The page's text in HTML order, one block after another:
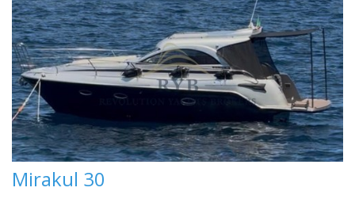
Mirakul 30